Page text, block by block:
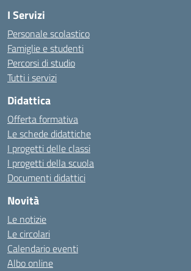
I Servizi
Personale scolastico
Famiglie e studenti
Percorsi di studio
Tutti i servizi
Didattica
Offerta formativa
Le schede didattiche
I progetti delle classi
I progetti della scuola
Documenti didattici
Novità
Le notizie
Le circolari
Calendario eventi
Albo online